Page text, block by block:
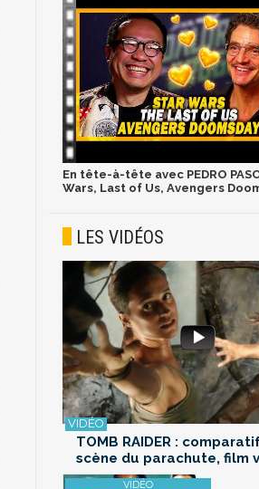
En tête-à-tête avec PEDRO
Wars, Last of Us, Avengers
LES VIDÉOS
TOMB RAIDER :
scène du parachute, film